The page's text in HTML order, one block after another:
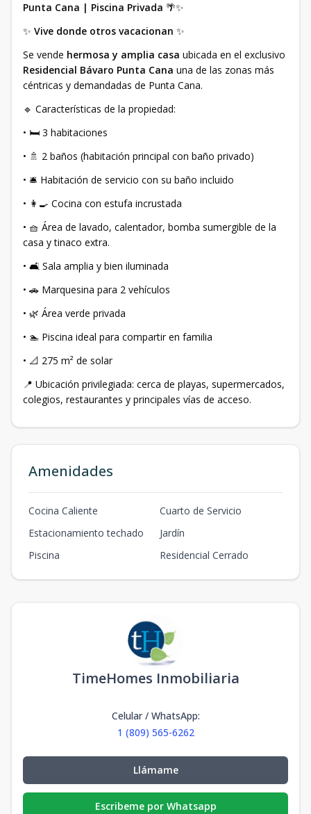
Punta Cana | Piscina Privada 🌴✨
✨ Vive donde otros vacacionan ✨
Se vende hermosa y amplia casa ubicada en el exclusivo
Residencial Bávaro Punta Cana una de las zonas más
céntricas y demandadas de Punta Cana.
🔹 Características de la propiedad:
• 🛏️ 3 habitaciones
• 🚿 2 baños (habitación principal con baño privado)
• 🛎️ Habitación de servicio con su baño incluido
• 👩‍🍳 Cocina con estufa incrustada
• 🧺 Área de lavado, calentador, bomba sumergible de la
casa y tinaco extra.
• 🛋️ Sala amplia y bien iluminada
• 🚗 Marquesina para 2 vehículos
• 🌿 Área verde privada
• 🏊 Piscina ideal para compartir en familia
• 📐 275 m² de solar
📍 Ubicación privilegiada: cerca de playas, supermercados,
colegios, restaurantes y principales vías de acceso.
Amenidades
Cocina Caliente
Cuarto de Servicio
Estacionamiento techado
Jardín
Piscina
Residencial Cerrado
TimeHomes Inmobiliaria
Celular / WhatsApp:
1 (809) 565-6262
Llámame
Escribeme por Whatsapp